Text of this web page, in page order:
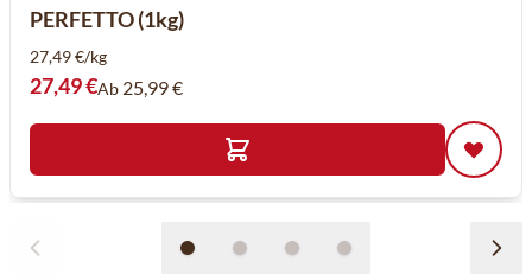
PERFETTO (1kg)
27,49 €/kg
27,49 €Ab 25,99 €